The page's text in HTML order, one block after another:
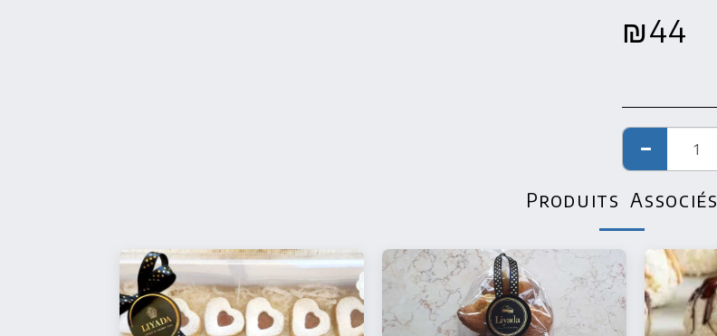
₪44
Produits Associés